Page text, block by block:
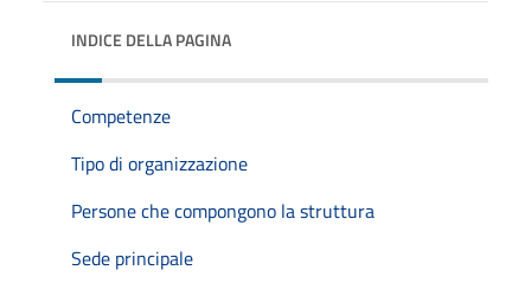
INDICE DELLA PAGINA
Competenze
Tipo di organizzazione
Persone che compongono la struttura
Sede principale